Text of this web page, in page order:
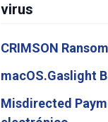
virus
CRIMSON
macOS.Gaslight
Misdirected